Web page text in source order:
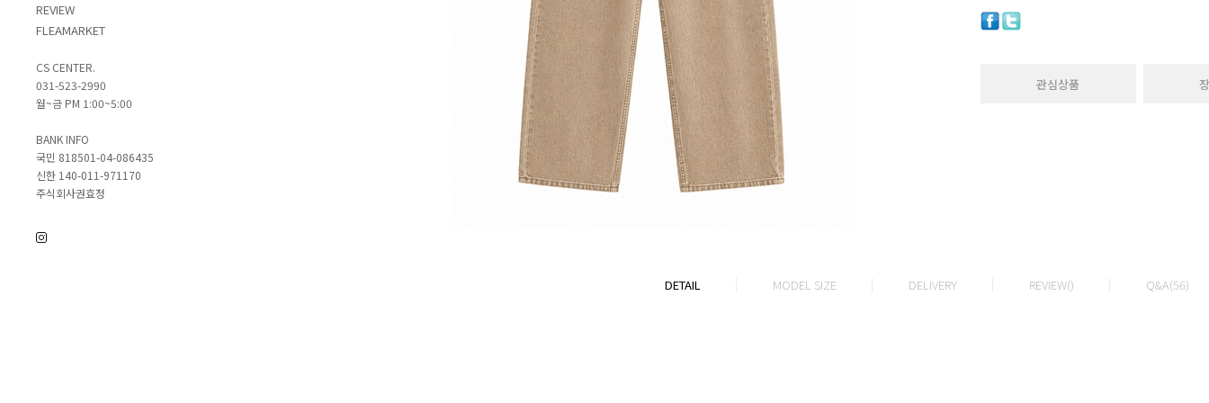
REVIEW
FLEAMARKET
CS CENTER.
031-523-2990
월~금 PM 1:00~5:00
BANK INFO
국민 818501-04-086435
신한 140-011-971170
주식회사권효정
관심상품
DETAIL MODEL SIZE DELIVERY REVIEW() Q&A(56)